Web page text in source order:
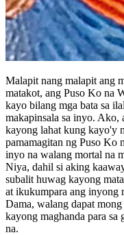
Malapit nang malapit ang
matakot, ang Puso Ko na
kayo bilang mga bata sa
makapinsala sa inyo. Ako,
kayong lahat kung kayo'y
pamamagitan ng Puso Ko
inyo na walang mortal na
Niya, dahil si aking
subalit huwag kayong
at ikukumpara ang inyong
Dama, walang dapat
kayong maghanda para
na.